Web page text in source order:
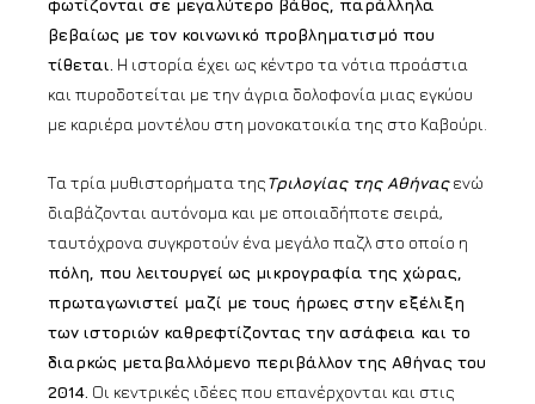
φωτίζονται σε μεγαλύτερο βάθος, παράλληλα
βεβαίως με τον κοινωνικό προβληματισμό που
τίθεται. Η ιστορία έχει ως κέντρο τα νότια προάστια
και πυροδοτείται με την άγρια δολοφονία μιας εγκύου
με καριέρα μοντέλου στη μονοκατοικία της στο Καβούρι.
Τα τρία μυθιστορήματα τηςΤριλογίας της Αθήναςενώ
διαβάζονται αυτόνομα και με οποιαδήποτε σειρά,
ταυτόχρονα συγκροτούν ένα μεγάλο παζλ στο οποίο η
πόλη, που λειτουργεί ως μικρογραφία της χώρας,
πρωταγωνιστεί μαζί με τους ήρωες στην εξέλιξη
των ιστοριών καθρεφτίζοντας την ασάφεια και το
διαρκώς μεταβαλλόμενο περιβάλλον της Αθήνας του
2014. Οι κεντρικές ιδέες που επανέρχονται και στις